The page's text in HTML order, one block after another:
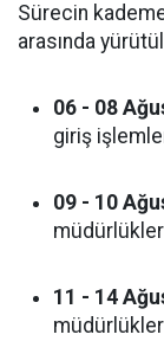
Sürecin
arasında
06 - 08
giriş
09 - 10
11 - 14